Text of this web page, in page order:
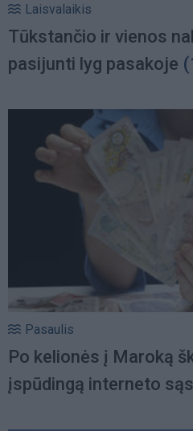
Laisvalaikis
Tūkstančio ir vienos
pasijunti lyg pasakoje
Pasaulis
Po kelionės į Maroką
įspūdingą interneto